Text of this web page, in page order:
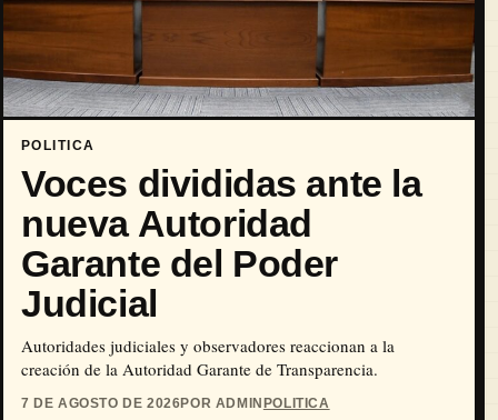
POLITICA
Voces divididas ante la
nueva Autoridad
Garante del Poder
Judicial
Autoridades judiciales y observadores reaccionan a la
creación de la Autoridad Garante de Transparencia.
7 DE AGOSTO DE 2026POR ADMIN POLITICA